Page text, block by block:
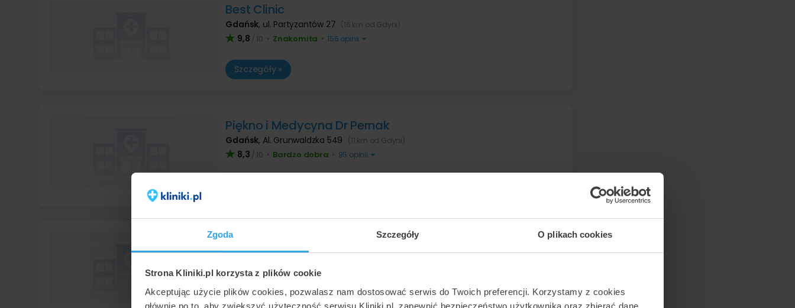
Zgoda Szczegóły O plikach cookies
Strona Kliniki.pl korzysta z plików cookie
Akceptując użycie plików cookies, pozwalasz nam dostosować serwis do Twoich preferencji. Korzystamy z cookies
głównie po to, aby zwiększyć użyteczność serwisu Kliniki.pl, zapewnić bezpieczeństwo użytkownika oraz zbierać dane
Best Clinic
Gdańsk, ul. Partyzantów 27 (16 km od Gdyni)
9,8 / 10 • Znakomita • 156 opinii
Szczegóły »
Piękno i Medycyna Dr Pernak
Gdańsk, Al. Grunwaldzka 549 (11 km od Gdyni)
8,3 / 10 • Bardzo dobra • 95 opinii
Secret Avenue
Gdańsk,ul. Partyzantów 3 (16 km od Gdyni)
Szczegóły »